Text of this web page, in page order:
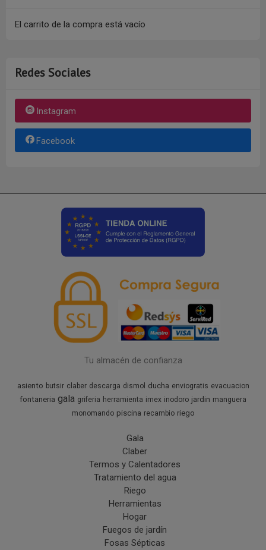
El carrito de la compra está vacío
Redes Sociales
Instagram
Facebook
Tu almacén de confianza
asiento butsir claber descarga dismol ducha enviogratis evacuacion
fontaneria gala griferia herramienta imex inodoro jardin manguera
monomando piscina recambio riego
Gala
Claber
Termos y Calentadores
Tratamiento del agua
Riego
Herramientas
Hogar
Fuegos de jardín
Fosas Sépticas